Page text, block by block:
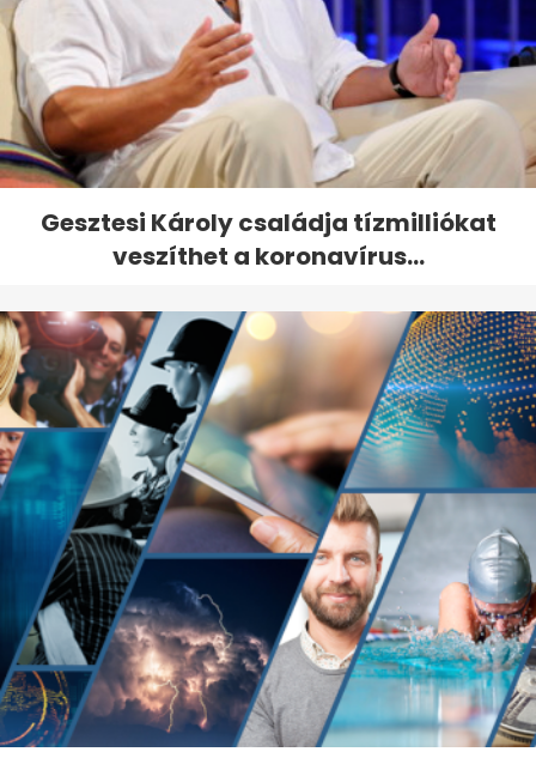
Gesztesi Károly családja tízmilliókat
veszíthet a koronavírus...